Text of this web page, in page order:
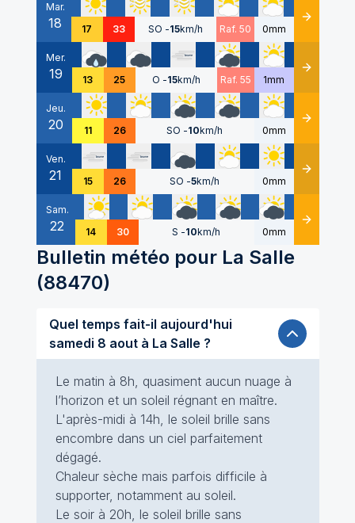
Mar.
18 17 33 SO -15km/h Raf. 50 0mm Détails
Mer.
19 13 25 O -15km/h Raf. 55 1mm Détails
Jeu.
20 11 26 SO -10km/h 0mm Détails
Ven.
21 15 26 SO -5km/h 0mm Détails
Sam.
22 14 30 S -10km/h 0mm Détails
Bulletin météo pour La Salle
(88470)
Quel temps fait-il aujourd'hui
samedi 8 aout à La Salle ?
Le matin à 8h, quasiment aucun nuage à
l’horizon et un soleil régnant en maître.
L'après-midi à 14h, le soleil brille sans
encombre dans un ciel parfaitement
dégagé.
Chaleur sèche mais parfois difficile à
supporter, notamment au soleil.
Le soir à 20h, le soleil brille sans